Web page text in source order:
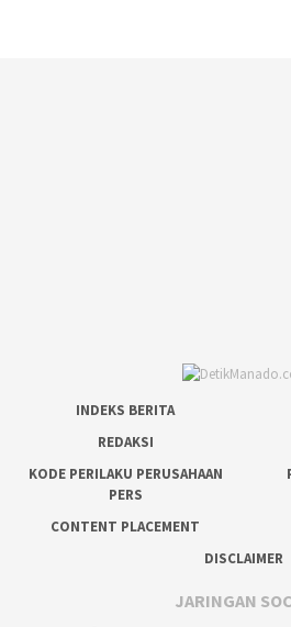
INDEKS BERITA
REDAKSI
KODE PERILAKU PERUSAHAAN
PERS
CONTENT PLACEMENT
DISCLAIMER
JARINGAN